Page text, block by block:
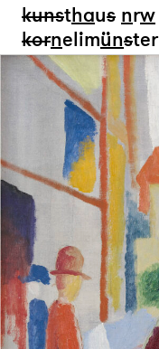
kunsthaus nrw
kornelimünster